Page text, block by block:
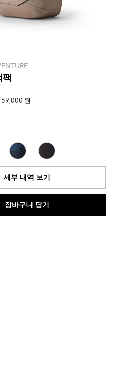
원
세부 내역 보기
장바구니 담기